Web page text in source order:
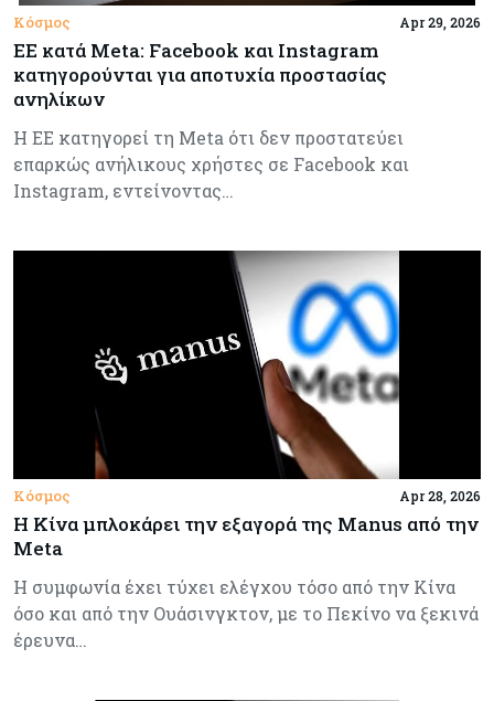
Κόσμος Apr 29, 2026
ΕΕ κατά Meta: Facebook και Instagram
κατηγορούνται για αποτυχία προστασίας
ανηλίκων
Η ΕΕ κατηγορεί τη Meta ότι δεν προστατεύει
επαρκώς ανήλικους χρήστες σε Facebook και
Instagram, εντείνοντας…
Κόσμος Apr 28, 2026
Η Κίνα μπλοκάρει την εξαγορά της Manus από την
Meta
Η συμφωνία έχει τύχει ελέγχου τόσο από την Κίνα
όσο και από την Ουάσινγκτον, με το Πεκίνο να ξεκινά
έρευνα…